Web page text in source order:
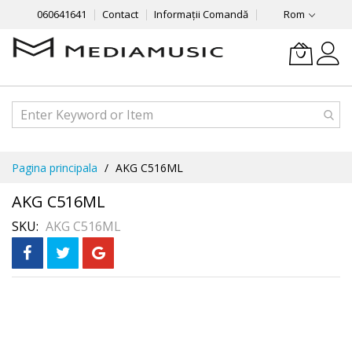
060641641 Contact Informații Comandă Rom
Continut
Pagina principala AKG C516ML
AKG C516ML
SKU AKG C516ML